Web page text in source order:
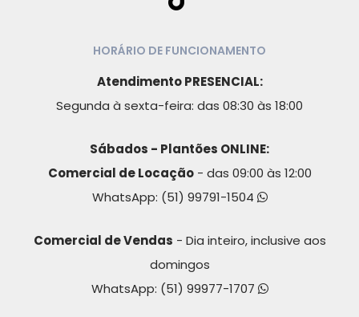
HORÁRIO DE FUNCIONAMENTO
Atendimento PRESENCIAL:
Segunda à sexta-feira: das 08:30 às 18:00
Sábados - Plantões ONLINE:
Comercial de Locação- das 09:00 às 12:00
WhatsApp: (51) 99791-1504
Comercial de Vendas - Dia inteiro, inclusive aos
domingos
WhatsApp: (51) 99977-1707